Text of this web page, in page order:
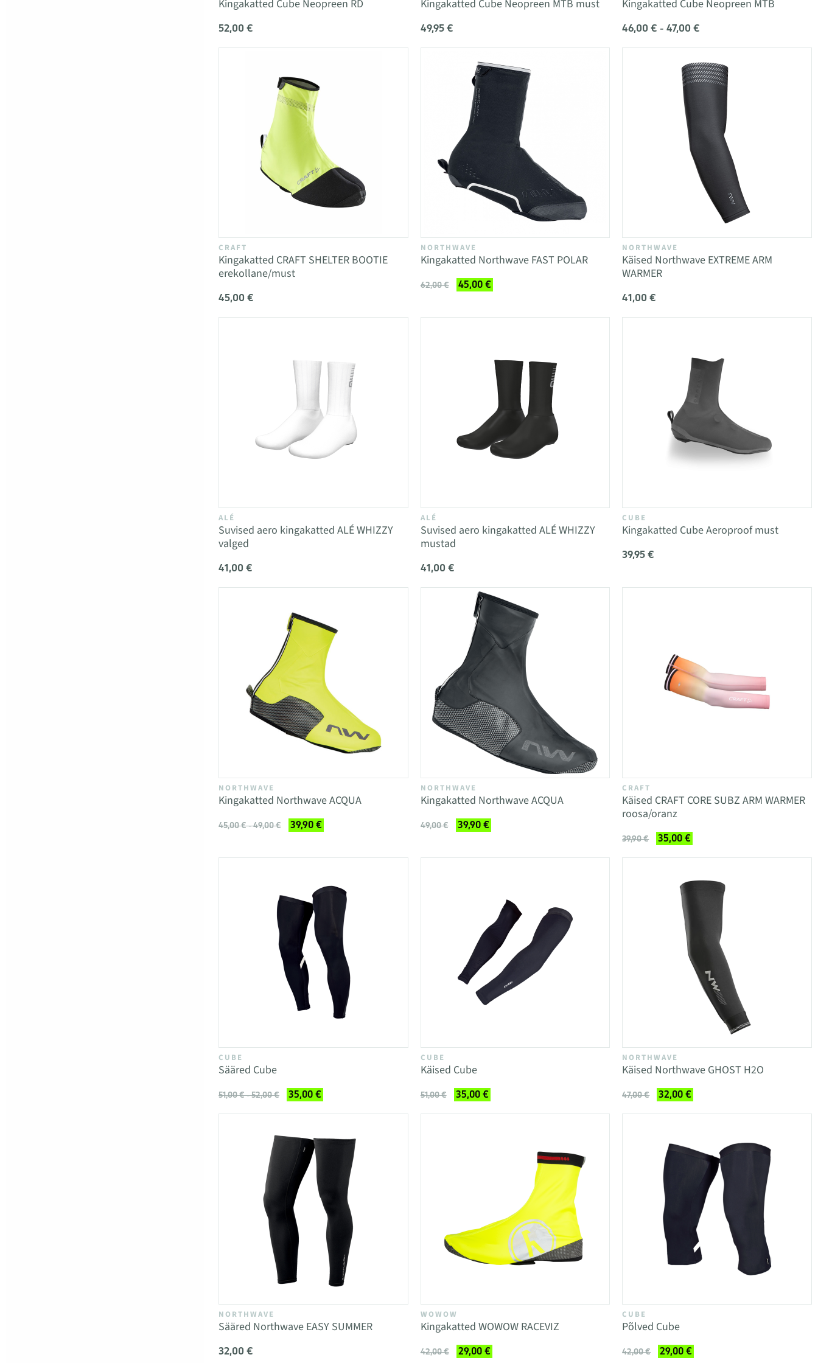
Kingakatted Cube Neopreen RD
52,00 €
Kingakatted Cube Neopreen MTB must
49,95 €
Kingakatted Cube Neopreen MTB
46,00 € - 47,00 €
CRAFT
Kingakatted CRAFT SHELTER BOOTIE
erekollane/must
45,00 €
NORTHWAVE
Kingakatted Northwave FAST POLAR
62,00 € 45,00 €
NORTHWAVE
Käised Northwave EXTREME ARM
WARMER
41,00 €
ALÉ
Suvised aero kingakatted ALÉ WHIZZY
valged
41,00 €
ALÉ
Suvised aero kingakatted ALÉ WHIZZY
mustad
41,00 €
CUBE
Kingakatted Cube Aeroproof must
39,95 €
NORTHWAVE
Kingakatted Northwave ACQUA
45,00 € - 49,00 € 39,90 €
NORTHWAVE
Kingakatted Northwave ACQUA
49,00 € 39,90 €
CRAFT
Käised CRAFT CORE SUBZ ARM WARMER
roosa/oranz
39,90 € 35,00 €
CUBE
Sääred Cube
51,00 € - 52,00 € 35,00 €
CUBE
Käised Cube
51,00 € 35,00 €
NORTHWAVE
Käised Northwave GHOST H2O
47,00 € 32,00 €
NORTHWAVE
Sääred Northwave EASY SUMMER
32,00 €
WOWOW
Kingakatted WOWOW RACEVIZ
42,00 € 29,00 €
CUBE
Põlved Cube
42,00 € 29,00 €